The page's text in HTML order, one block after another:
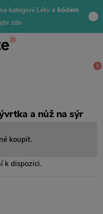
na kategorii Léto s kódem
zde
0
a nůž na sýr
koupit.
k dispozici.